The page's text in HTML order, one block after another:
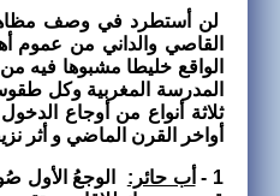
لن أستطرد في وصف مظاهر
القاصي والداني من عموم
الواقع خليطا مشبوها فيه
المدرسة المغربية وكل
ثلاثة أنواع من أوجاع
أواخر القرن الماضي و أثر
1 - أب حائر: الوجعُ الأول